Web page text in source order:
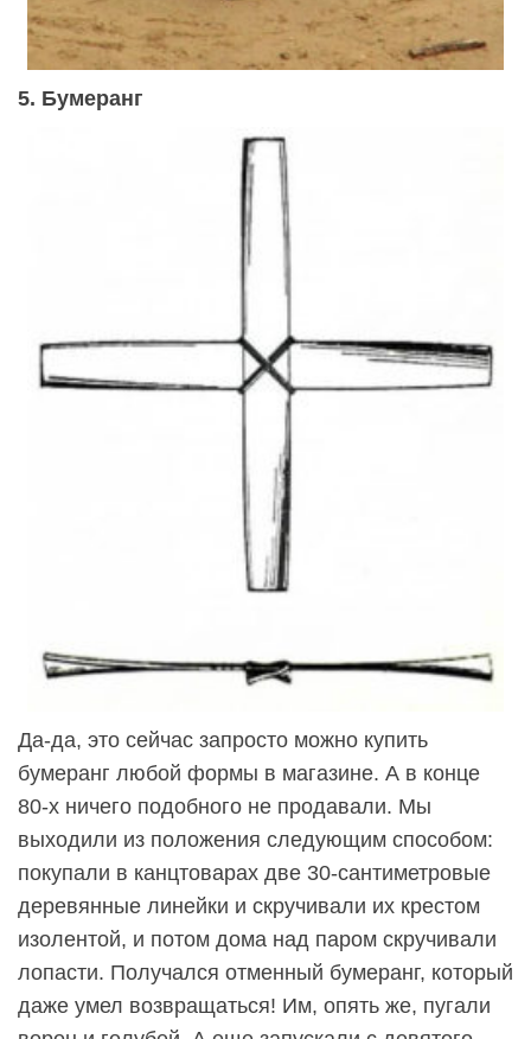
5. Бумеранг
Да-да, это сейчас запросто можно купить
бумеранг любой формы в магазине. А в конце
80-х ничего подобного не продавали. Мы
выходили из положения следующим способом:
покупали в канцтоварах две 30-сантиметровые
деревянные линейки и скручивали их крестом
изолентой, и потом дома над паром скручивали
лопасти. Получался отменный бумеранг, который
даже умел возвращаться! Им, опять же, пугали